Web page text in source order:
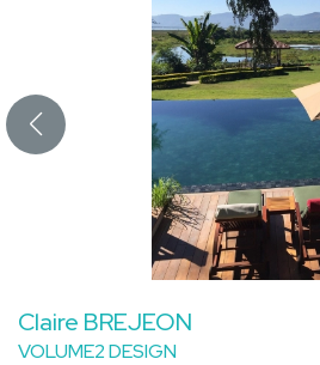
Claire BREJEON
VOLUME2 DESIGN